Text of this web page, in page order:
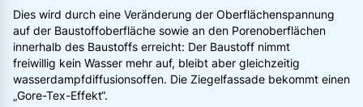
Dies wird durch eine Veränderung der Oberflächenspannung
auf der Baustoffoberfläche sowie an den Porenoberflächen
innerhalb des Baustoffs erreicht: Der Baustoff nimmt
freiwillig kein Wasser mehr auf, bleibt aber gleichzeitig
wasserdampfdiffusionsoffen. Die Ziegelfassade bekommt einen
„Gore-Tex-Effekt“.